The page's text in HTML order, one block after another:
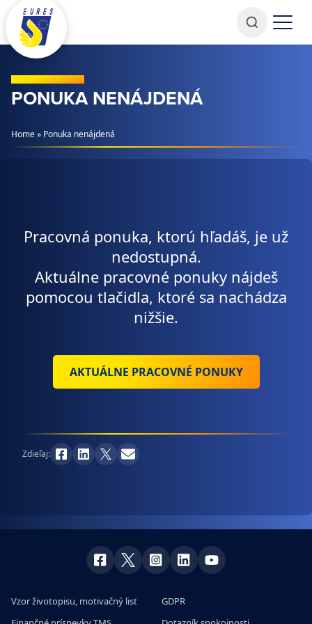
Prejsť na obsah
PONUKA NENÁJDENÁ
Home» Ponuka nenájdená
Pracovná ponuka, ktorú hľadáš, je už
nedostupná.
Aktuálne pracovné ponuky nájdeš
pomocou tlačidla, ktoré sa nachádza
nižšie.
AKTUÁLNE PRACOVNÉ PONUKY
Zdieľaj:
Vzor životopisu, motivačný list
GDPR